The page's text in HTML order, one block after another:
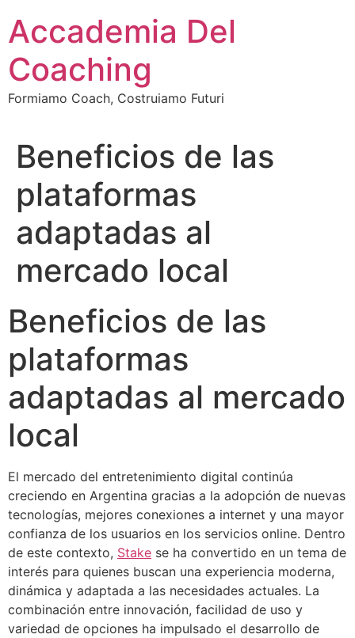
contenuto
Accademia Del
Coaching
Formiamo Coach, Costruiamo Futuri
Beneficios de las
plataformas
adaptadas al
mercado local
Beneficios de las
plataformas
adaptadas al mercado
local
El mercado del entretenimiento digital continúa
creciendo en Argentina gracias a la adopción de nuevas
tecnologías, mejores conexiones a internet y una mayor
confianza de los usuarios en los servicios online. Dentro
de este contexto, Stake se ha convertido en un tema de
interés para quienes buscan una experiencia moderna,
dinámica y adaptada a las necesidades actuales. La
combinación entre innovación, facilidad de uso y
variedad de opciones ha impulsado el desarrollo de